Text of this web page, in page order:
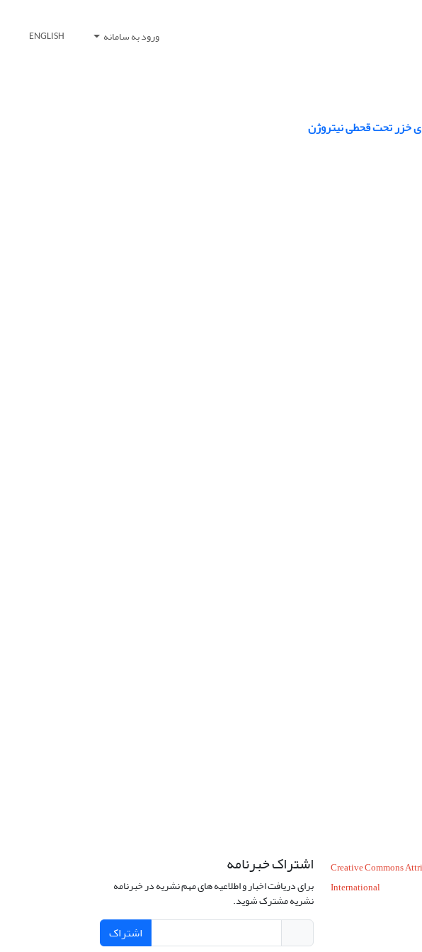
ورود به سامانه ENGLISH
خزر تحت قحطی نیتروژن
Creative Commons
International
اشتراک خبرنامه
برای دریافت اخبار و اطلاعیه های مهم نشریه در خبرنامه
نشریه مشترک شوید.
اشتراک